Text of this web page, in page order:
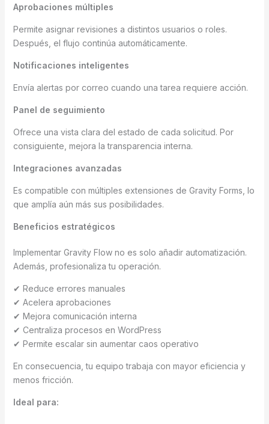
Aprobaciones múltiples
Permite asignar revisiones a distintos usuarios o roles.
Después, el flujo continúa automáticamente.
Notificaciones inteligentes
Envía alertas por correo cuando una tarea requiere acción.
Panel de seguimiento
Ofrece una vista clara del estado de cada solicitud. Por
consiguiente, mejora la transparencia interna.
Integraciones avanzadas
Es compatible con múltiples extensiones de Gravity Forms, lo
que amplía aún más sus posibilidades.
Beneficios estratégicos
Implementar Gravity Flow no es solo añadir automatización.
Además, profesionaliza tu operación.
✔ Reduce errores manuales
✔ Acelera aprobaciones
✔ Mejora comunicación interna
✔ Centraliza procesos en WordPress
✔ Permite escalar sin aumentar caos operativo
En consecuencia, tu equipo trabaja con mayor eficiencia y
menos fricción.
Ideal para: